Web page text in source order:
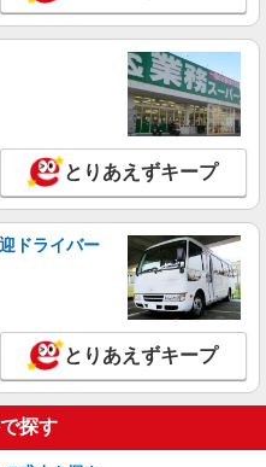
とりあえずキープ
ドライバー
とりあえずキープ
探す